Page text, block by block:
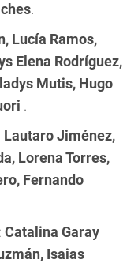
.
Lucía Ramos,
Elena Rodríguez,
Mutis, Hugo
.
Lautaro Jiménez,
Lorena Torres,
Fernando
Catalina Garay
Isaias